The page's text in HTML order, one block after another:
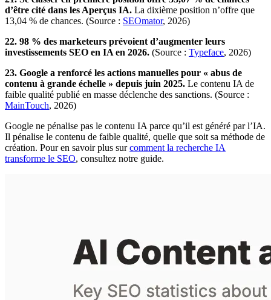
d’être cité dans les Aperçus IA. La dixième position n’offre que
13,04 % de chances. (Source : SEOmator, 2026)
22. 98 % des marketeurs prévoient d’augmenter leurs
investissements SEO en IA en 2026. (Source : Typeface, 2026)
23. Google a renforcé les actions manuelles pour « abus de
contenu à grande échelle » depuis juin 2025. Le contenu IA de
faible qualité publié en masse déclenche des sanctions. (Source :
MainTouch, 2026)
Google ne pénalise pas le contenu IA parce qu’il est généré par l’IA.
Il pénalise le contenu de faible qualité, quelle que soit sa méthode de
création. Pour en savoir plus surcomment la recherche IA
transforme le SEO, consultez notre guide.